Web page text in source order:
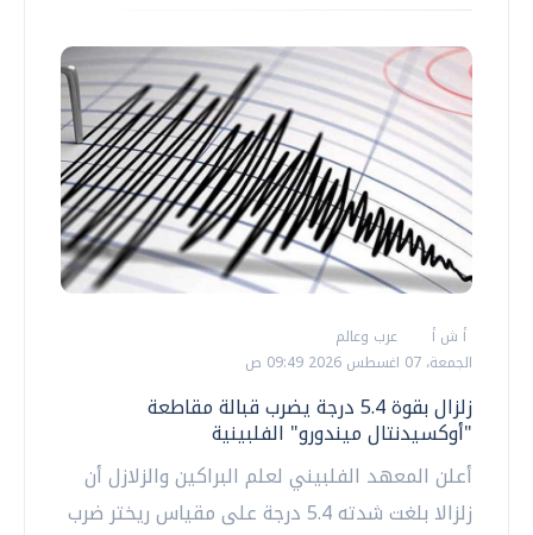
أ ش أ
عرب وعالم
الجمعة، 07 اغسطس 2026 09:49 ص
زلزال بقوة 5.4 درجة يضرب قبالة مقاطعة
"أوكسيدنتال ميندورو" الفلبينية
أعلن المعهد الفلبيني لعلم البراكين والزلازل أن
زلزالا بلغت شدته 5.4 درجة على مقياس ريختر ضرب